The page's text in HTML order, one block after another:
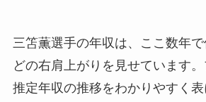
三笘薫選手の年収は、ここ数年
どの右肩上がりを見せています
推定年収の推移をわかりやすく